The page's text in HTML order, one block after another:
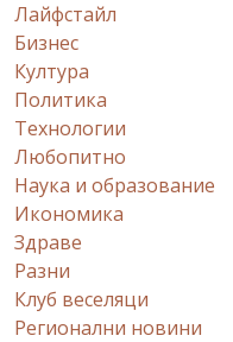
Лайфстайл
Бизнес
Култура
Политика
Технологии
Любопитно
Наука и образование
Икономика
Здраве
Разни
Клуб веселяци
Регионални новини